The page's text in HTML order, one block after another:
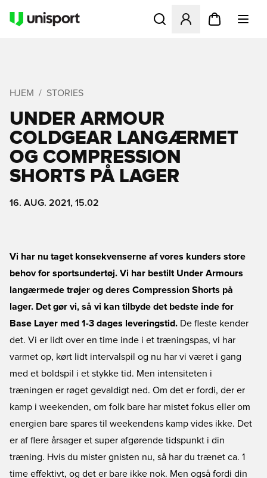
Åbner en Modal til at
HJEM STORIES
UNDER ARMOUR
COLDGEAR LANGÆRMET
OG COMPRESSION
SHORTS PÅ LAGER
16. AUG. 2021, 15.02
Vi har nu taget konsekvenserne af vores kunders store
behov for sportsundertøj. Vi har bestilt Under Armours
langærmede trøjer og deres Compression Shorts på
lager. Det gør vi, så vi kan tilbyde det bedste inde for
Base Layer med 1-3 dages leveringstid. De fleste kender
det. Vi er lidt over en time inde i et træningspas, vi har
varmet op, kørt lidt intervalspil og nu har vi været i gang
med et boldspil i et stykke tid. Men intensiteten i
træningen er røget gevaldigt ned. Om det er fordi, der er
kamp i weekenden, om folk bare har mistet fokus eller om
energien bare spares til weekendens kamp vides ikke. Det
er af flere årsager et super afgørende tidspunkt i din
træning. Hvis du mister gnisten nu, så har du trænet ca. 1
time effektivt, og det er bare ikke nok. Men også fordi din